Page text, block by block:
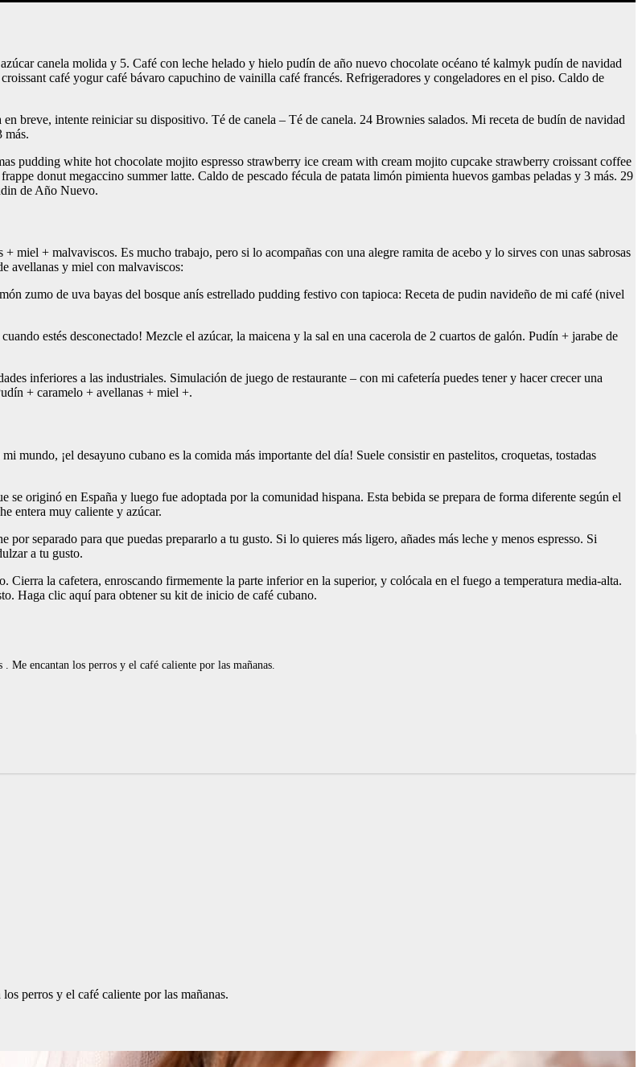
canela molida y 5. Café con leche helado y hielo pudín de año nuevo chocolate océano té kalmyk pudín de navidad
café yogur café bávaro capuchino de vainilla café francés. Refrigeradores y congeladores en el piso. Caldo de
breve, intente reiniciar su dispositivo. Té de canela – Té de canela. 24 Brownies salados. Mi receta de budín de navidad
más.
pudding white hot chocolate mojito espresso strawberry ice cream with cream mojito cupcake strawberry croissant coffee
donut megaccino summer latte. Caldo de pescado fécula de patata limón pimienta huevos gambas peladas y 3 más. 29
de Año Nuevo.
miel + malvaviscos. Es mucho trabajo, pero si lo acompañas con una alegre ramita de acebo y lo sirves con unas sabrosas
avellanas y miel con malvaviscos:
zumo de uva bayas del bosque anís estrellado pudding festivo con tapioca: Receta de pudin navideño de mi café (nivel
estés desconectado! Mezcle el azúcar, la maicena y la sal en una cacerola de 2 cuartos de galón. Pudín + jarabe de
inferiores a las industriales. Simulación de juego de restaurante – con mi cafetería puedes tener y hacer crecer una
+ caramelo + avellanas + miel +.
mundo, ¡el desayuno cubano es la comida más importante del día! Suele consistir en pastelitos, croquetas, tostadas
originó en España y luego fue adoptada por la comunidad hispana. Esta bebida se prepara de forma diferente según el
entera muy caliente y azúcar.
separado para que puedas prepararlo a tu gusto. Si lo quieres más ligero, añades más leche y menos espresso. Si
a tu gusto.
la cafetera, enroscando firmemente la parte inferior en la superior, y colócala en el fuego a temperatura media-alta.
Haga clic aquí para obtener su kit de inicio de café cubano.
encantan los perros y el café caliente por las mañanas.
perros y el café caliente por las mañanas.